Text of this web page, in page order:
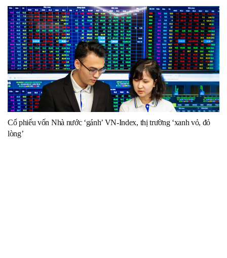
Cổ phiếu vốn Nhà nước ‘gánh’ VN-Index, thị trường ‘xanh vỏ, đỏ
lòng’